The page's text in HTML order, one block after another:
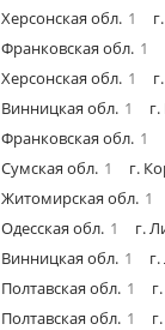
Херсонская обл. 1
Франковская обл. 1
Херсонская обл. 1
Винницкая обл. 1
Франковская обл. 1
Сумская обл. 1
г.
Житомирская обл. 1
Одесская обл. 1
г.
Винницкая обл. 1
Полтавская обл. 1
Полтавская обл. 1